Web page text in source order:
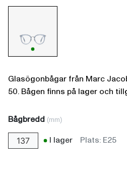
Glasögonbågar från Marc
50. Bågen finns på lager och
Bågbredd (mm)
137 I lager Plats: E25